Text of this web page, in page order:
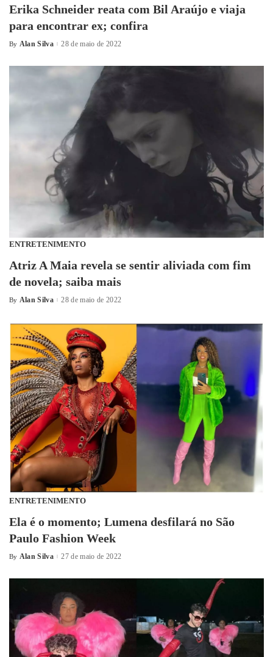
Erika Schneider reata com Bil Araújo e viaja
para encontrar ex; confira
By Alan Silva 28 de maio de 2022
ENTRETENIMENTO
Atriz A Maia revela se sentir aliviada com fim
de novela; saiba mais
By Alan Silva 28 de maio de 2022
ENTRETENIMENTO
Ela é o momento; Lumena desfilará no São
Paulo Fashion Week
By Alan Silva 27 de maio de 2022